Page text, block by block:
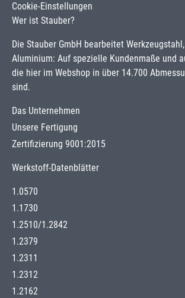
Cookie-Einstellungen
Wer ist Stauber?
Die Stauber GmbH bearbeitet
Aluminium: Auf spezielle Kundenmaße und
die hier im Webshop in über 14.700
sind.
Das Unternehmen
Unsere Fertigung
Zertifizierung 9001:2015
Werkstoff-Datenblätter
1.0570
1.1730
1.2510/1.2842
1.2379
1.2311
1.2312
1.2162